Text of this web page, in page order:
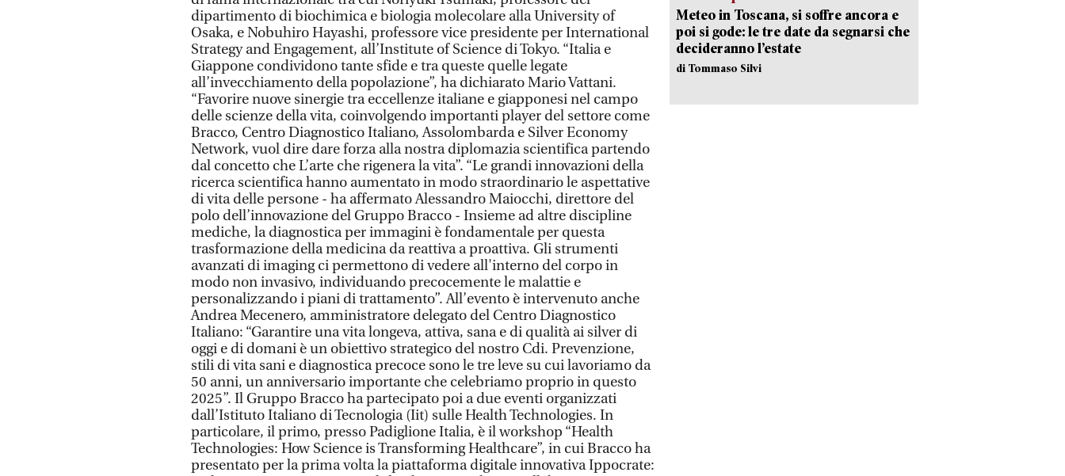
dipartimento di biochimica e biologia molecolare alla University of
Osaka, e Nobuhiro Hayashi, professore vice presidente per International
Strategy and Engagement, all’Institute of Science di Tokyo. “Italia e
Giappone condividono tante sfide e tra queste quelle legate
all’invecchiamento della popolazione”, ha dichiarato Mario Vattani.
“Favorire nuove sinergie tra eccellenze italiane e giapponesi nel campo
delle scienze della vita, coinvolgendo importanti player del settore come
Bracco, Centro Diagnostico Italiano, Assolombarda e Silver Economy
Network, vuol dire dare forza alla nostra diplomazia scientifica partendo
dal concetto che L’arte che rigenera la vita”. “Le grandi innovazioni della
ricerca scientifica hanno aumentato in modo straordinario le aspettative
di vita delle persone - ha affermato Alessandro Maiocchi, direttore del
polo dell’innovazione del Gruppo Bracco - Insieme ad altre discipline
mediche, la diagnostica per immagini è fondamentale per questa
trasformazione della medicina da reattiva a proattiva. Gli strumenti
avanzati di imaging ci permettono di vedere all'interno del corpo in
modo non invasivo, individuando precocemente le malattie e
personalizzando i piani di trattamento”. All’evento è intervenuto anche
Andrea Mecenero, amministratore delegato del Centro Diagnostico
Italiano: “Garantire una vita longeva, attiva, sana e di qualità ai silver di
oggi e di domani è un obiettivo strategico del nostro Cdi. Prevenzione,
stili di vita sani e diagnostica precoce sono le tre leve su cui lavoriamo da
50 anni, un anniversario importante che celebriamo proprio in questo
2025”. Il Gruppo Bracco ha partecipato poi a due eventi organizzati
dall’Istituto Italiano di Tecnologia (Iit) sulle Health Technologies. In
particolare, il primo, presso Padiglione Italia, è il workshop “Health
Technologies: How Science is Transforming Healthcare”, in cui Bracco ha
presentato per la prima volta la piattaforma digitale innovativa Ippocrate:
Meteo in Toscana, si soffre ancora e
poi si gode: le tre date da segnarsi che
decideranno l’estate
di Tommaso Silvi